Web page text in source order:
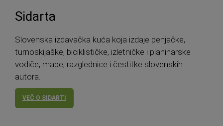
Sidarta
Slovenska izdavačka kuća koja izdaje penjačke,
turnoskijaške, biciklističke, izletničke i planinarske
vodiče, mape, razglednice i čestitke slovenskih
autora.
VEČ O SIDARTI